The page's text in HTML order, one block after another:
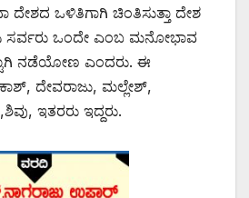
ದೇಶದ ಒಳಿತಿಗಾಗಿ ಚಿಂತಿಸುತ್ತಾ ದೇಶ
ಸರ್ವರು ಒಂದೇ ಎಂಬ ಮನೋಭಾವ
ನಡೆಯೋಣ ಎಂದರು. ಈ
ದೇವರಾಜು, ಮಲ್ಲೇಶ್,
ಇತರರು ಇದ್ದರು.